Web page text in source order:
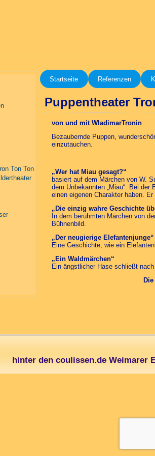
Ton Ton
Startseite Referenzen
Puppentheater
von und mit WladimarTronin
Bezaubernde Puppen,
einzutauchen.
„Wer hat Miau gesagt?“
basiert auf dem Märchen von W.
dem Unbekannten „Miau“. Bei
einen eigenen Charakter haben.
„Die einzig wahre Geschichte
In dem berühmten Märchen von
Bühnenbild.
„Der neugierige Elefantenjunge“
Eine Geschichte, wie ein
„Ein Waldmärchen“
Ein ängstlicher Hase schließt
hinter den coulissen.de Weimarer